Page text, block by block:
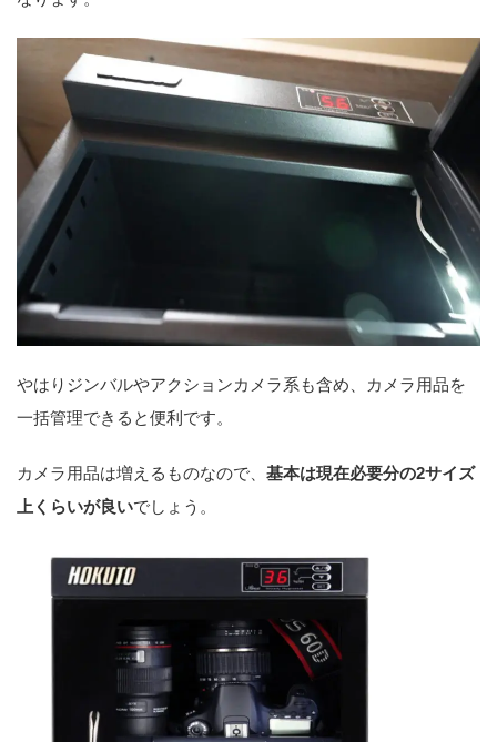
やはりジンバルやアクションカメラ系も含め、カメラ用品を
一括管理できると便利です。
カメラ用品は増えるものなので、 基本は現在必要分の2サイズ
上くらいが良いでしょう。